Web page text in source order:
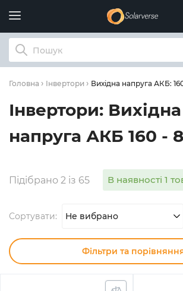
Головна Інвертори Вихідна напруга АКБ:
Інвертори: Вихідна
напруга АКБ 160 -
Підібрано 2 із 65 В наявності 1
Сортувати: Не вибрано
Фільтри та